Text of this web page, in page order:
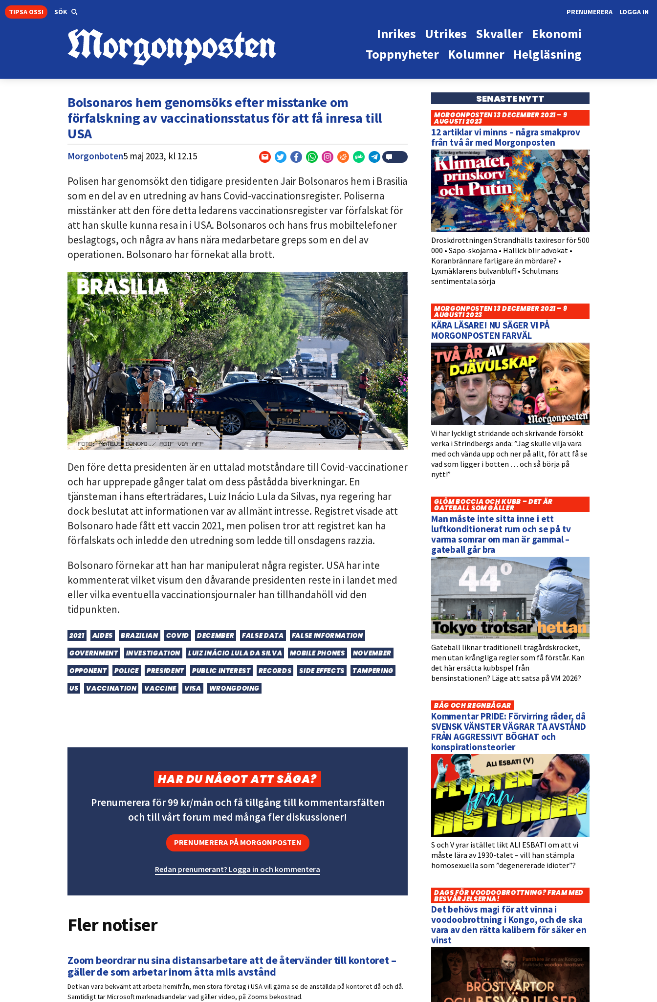
TIPSA OSS! SÖK LOGGA IN
PRENUMERERA
Ekonomi
Skvaller
Utrikes
Inrikes
Helgläsning
Kolumner
Toppnyheter
Bolsonaros hem genomsöks efter misstanke om
förfalskning av vaccinationsstatus för att få inresa till
USA
Morgonboten5 maj 2023, kl 12.15
Polisen har genomsökt den tidigare presidenten Jair Bolsonaros hem i Brasilia
som en del av en utredning av hans Covid-vaccinationsregister. Poliserna
misstänker att den före detta ledarens vaccinationsregister var förfalskat för
att han skulle kunna resa in i USA. Bolsonaros och hans frus mobiltelefoner
beslagtogs, och några av hans nära medarbetare greps som en del av
operationen. Bolsonaro har förnekat alla brott.
Den före detta presidenten är en uttalad motståndare till Covid-vaccinationer
och har upprepade gånger talat om dess påstådda biverkningar. En
tjänsteman i hans efterträdares, Luiz Inácio Lula da Silvas, nya regering har
dock beslutat att informationen var av allmänt intresse. Registret visade att
Bolsonaro hade fått ett vaccin 2021, men polisen tror att registret kan ha
förfalskats och inledde den utredning som ledde till onsdagens razzia.
Bolsonaro förnekar att han har manipulerat några register. USA har inte
kommenterat vilket visum den dåvarande presidenten reste in i landet med
eller vilka eventuella vaccinationsjournaler han tillhandahöll vid den
tidpunkten.
2021 AIDES BRAZILIAN COVID DECEMBER FALSE DATA
FALSE INFORMATION
GOVERNMENT
INVESTIGATION LUIZ INÁCIO LULA DA SILVA MOBILE PHONES
NOVEMBER
OPPONENT
POLICE PRESIDENT PUBLIC INTEREST RECORDS SIDE EFFECTS
TAMPERING
US
VACCINATION VACCINE VISA WRONGDOING
HAR DU NÅGOT ATT SÄGA?
Prenumerera för 99 kr/mån och få tillgång till kommentarsfälten
och till vårt forum med många fler diskussioner!
PRENUMERERA PÅ MORGONPOSTEN
Redan prenumerant? Logga in och kommentera
Fler notiser
Zoom beordrar nu sina distansarbetare att de återvänder till kontoret –
gäller de som arbetar inom åtta mils avstånd
Det kan vara bekvämt att arbeta hemifrån, men stora företag i USA vill gärna se de anställda på kontoret då och då.
Samtidigt tar Microsoft marknadsandelar vad gäller video, på Zooms bekostnad.
SENASTE NYTT
MORGONPOSTEN 13 DECEMBER 2021 – 9
AUGUSTI 2023
12 artiklar vi minns – några smakprov
från två år med Morgonposten
Droskdrottningen Strandhälls taxiresor för 500
000 • Säpo-skojarna • Hallick blir advokat •
Koranbrännare farligare än mördare? •
Lyxmäklarens bulvanbluff • Schulmans
sentimentala sörja
MORGONPOSTEN 13 DECEMBER 2021 – 9
AUGUSTI 2023
KÄRA LÄSARE! NU SÄGER VI PÅ
MORGONPOSTEN FARVÄL
Vi har lyckligt stridande och skrivande försökt
verka i Strindbergs anda: ”Jag skulle vilja vara
med och vända upp och ner på allt, för att få se
vad som ligger i botten … och så börja på
nytt!”
GLÖM BOCCIA OCH KUBB – DET ÄR
GATEBALL SOM GÄLLER
Man måste inte sitta inne i ett
luftkonditionerat rum och se på tv
varma somrar om man är gammal –
gateball går bra
Gateball liknar traditionell trägårdskrocket,
men utan krångliga regler som få förstår. Kan
det här ersätta kubbspel från
bensinstationen? Läge att satsa på VM 2026?
BÅG OCH REGNBÅGAR
Kommentar PRIDE: Förvirring råder, då
SVENSK VÄNSTER VÄGRAR TA AVSTÅND
FRÅN AGGRESSIVT BÖGHAT och
konspirationsteorier
S och V yrar istället likt ALI ESBATI om att vi
måste lära av 1930-talet – vill han stämpla
homosexuella som ”degenererade idioter”?
DAGS FÖR VOODOOBROTTNING? FRAM MED
BESVÄRJELSERNA!
Det behövs magi för att vinna i
voodoobrottning i Kongo, och de ska
vara av den rätta kalibern för säker en
vinst